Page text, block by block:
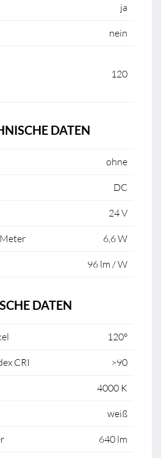
ja
nein
120
DATEN
ohne
DC
24 V
6,6 W
96 lm / W
DATEN
120°
CRI >90
4000 K
weiß
640 lm